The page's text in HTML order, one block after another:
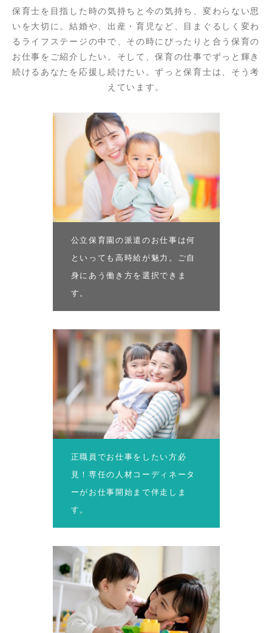
保育士を目指した時の気持ちと今の気持ち、変わらない思
いを大切に。結婚や、出産・育児など、目まぐるしく変わ
るライフステージの中で、その時にぴったりと合う保育の
お仕事をご紹介したい。そして、保育の仕事でずっと輝き
続けるあなたを応援し続けたい。ずっと保育士は、そう考
えています。
公立保育園の派遣のお仕事は何
といっても高時給が魅力。ご自
身にあう働き方を選択できま
す。
正職員でお仕事をしたい方必
見！専任の人材コーディネータ
ーがお仕事開始まで伴走しま
す。